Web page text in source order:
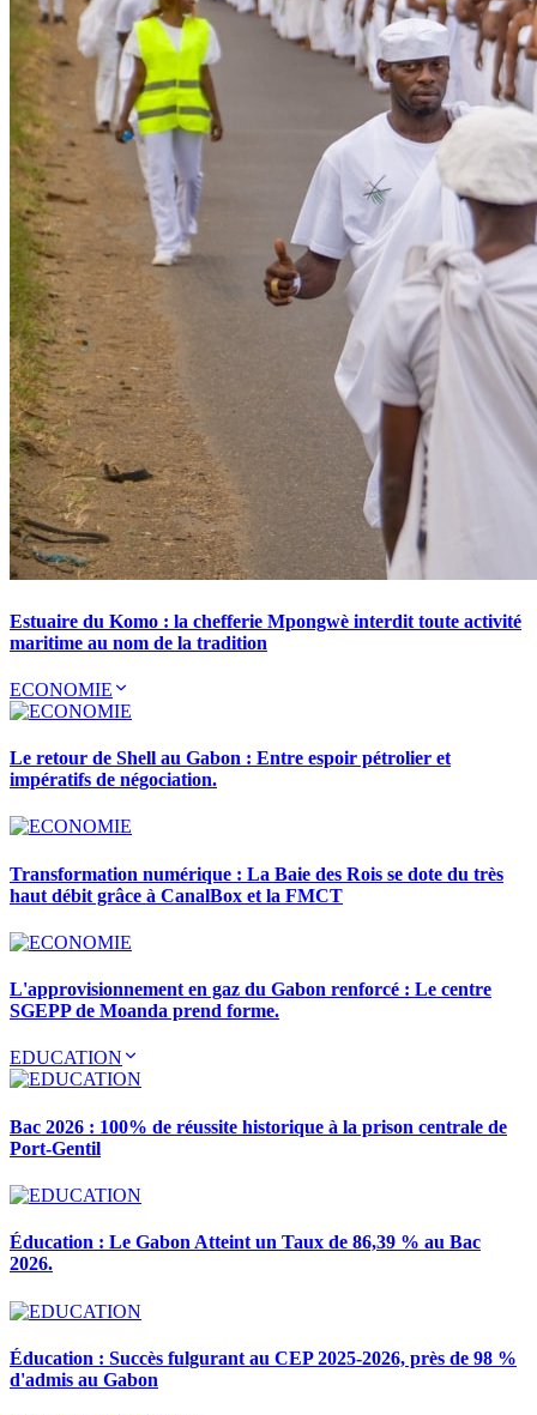
Estuaire du Komo : la chefferie Mpongwè interdit toute activité
maritime au nom de la tradition
ECONOMIE
Le retour de Shell au Gabon : Entre espoir pétrolier et
impératifs de négociation.
Transformation numérique : La Baie des Rois se dote du très
haut débit grâce à CanalBox et la FMCT
L'approvisionnement en gaz du Gabon renforcé : Le centre
SGEPP de Moanda prend forme.
EDUCATION
Bac 2026 : 100% de réussite historique à la prison centrale de
Port-Gentil
Éducation : Le Gabon Atteint un Taux de 86,39 % au Bac
2026.
Éducation : Succès fulgurant au CEP 2025-2026, près de 98 %
d'admis au Gabon